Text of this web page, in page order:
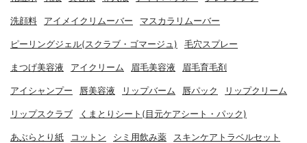
洗顔料 アイメイクリムーバー マスカラリムーバー
ピーリングジェル(スクラブ・ゴマージュ) 毛穴スプレー
まつげ美容液 アイクリーム 眉毛美容液 眉毛育毛剤
アイシャンプー 唇美容液 リップバーム 唇パック リップクリーム
リップスクラブ くまとりシート(目元ケアシート・パック)
あぶらとり紙 コットン シミ用飲み薬 スキンケアトラベルセット